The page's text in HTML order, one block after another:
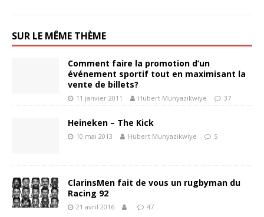
SUR LE MÊME THÈME
Comment faire la promotion d’un
événement sportif tout en maximisant la
vente de billets?
11 janvier 2011 Hubert Munyazikwiye 37
Heineken – The Kick
10 mai 2013 Hubert Munyazikwiye 5
ClarinsMen fait de vous un rugbyman du
Racing 92
21 avril 2016 47